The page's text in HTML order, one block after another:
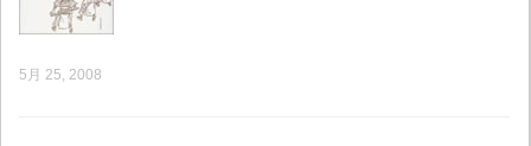
5月 25, 2008